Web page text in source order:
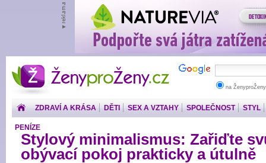
ŽenyproŽeny.cz
na
ZDRAVÍ A KRÁSA DĚTI SEX A VZTAHY SPOLEČNOST STYL
PENÍZE
Stylový minimalismus: Zařiďte
obývací pokoj prakticky a útulně